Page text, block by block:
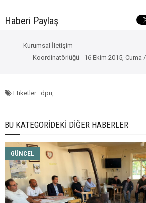
Haberi Paylaş
Kurumsal İletişim
Koordinatörlüğü - 16 Ekim 2015, Cuma /
Etiketler : dpü,
BU KATEGORIDEKI DIĞER HABERLER
GÜNCEL